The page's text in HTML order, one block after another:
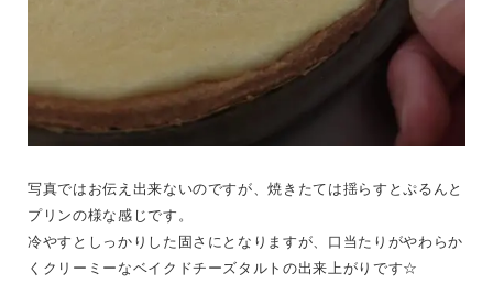
写真ではお伝え出来ないのですが、焼きたては揺らすとぷるんと
プリンの様な感じです。
冷やすとしっかりした固さにとなりますが、口当たりがやわらか
くクリーミーなベイクドチーズタルトの出来上がりです☆